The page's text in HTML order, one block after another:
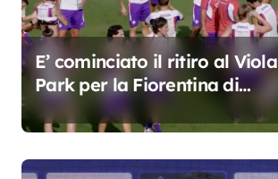
E’ cominciato il ritiro al Viola
Park per la Fiorentina di
Grosso